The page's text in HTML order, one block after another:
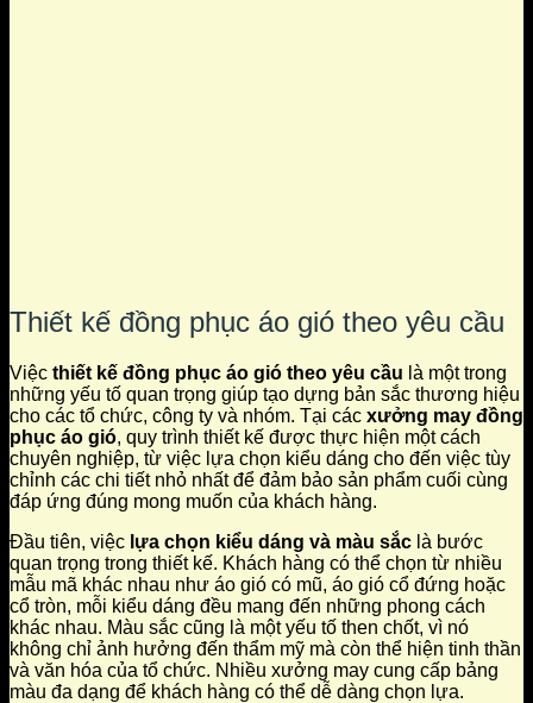
Thiết kế đồng phục áo gió theo yêu cầu
Việc thiết kế đồng phục áo gió theo yêu cầu là một trong
những yếu tố quan trọng giúp tạo dựng bản sắc thương hiệu
cho các tổ chức, công ty và nhóm. Tại các xưởng may đồng
phục áo gió, quy trình thiết kế được thực hiện một cách
chuyên nghiệp, từ việc lựa chọn kiểu dáng cho đến việc tùy
chỉnh các chi tiết nhỏ nhất để đảm bảo sản phẩm cuối cùng
đáp ứng đúng mong muốn của khách hàng.
Đầu tiên, việc lựa chọn kiểu dáng và màu sắc là bước
quan trọng trong thiết kế. Khách hàng có thể chọn từ nhiều
mẫu mã khác nhau như áo gió có mũ, áo gió cổ đứng hoặc
cổ tròn, mỗi kiểu dáng đều mang đến những phong cách
khác nhau. Màu sắc cũng là một yếu tố then chốt, vì nó
không chỉ ảnh hưởng đến thẩm mỹ mà còn thể hiện tinh thần
và văn hóa của tổ chức. Nhiều xưởng may cung cấp bảng
màu đa dạng để khách hàng có thể dễ dàng chọn lựa.